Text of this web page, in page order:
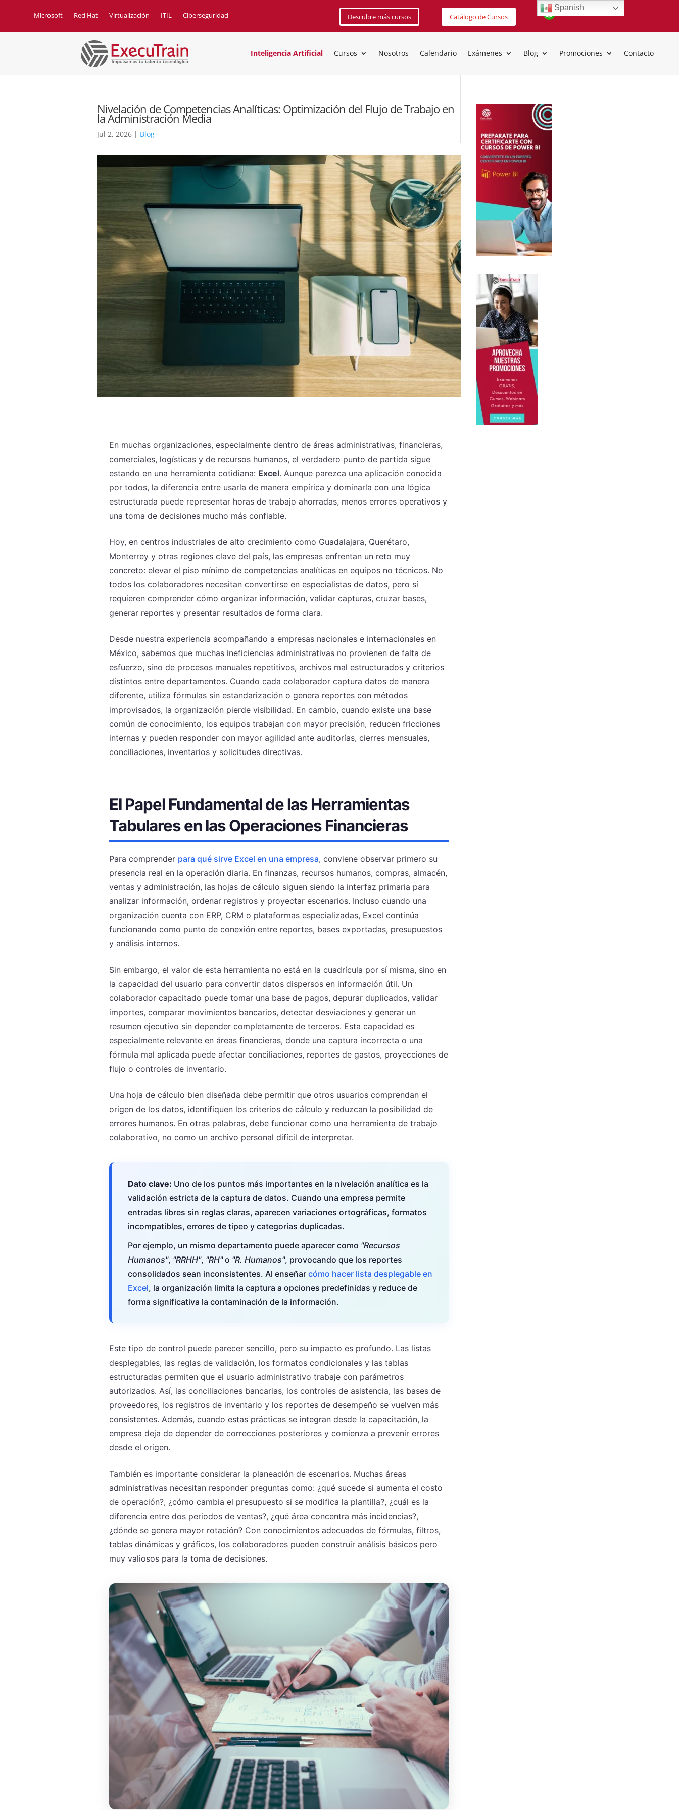
Microsoft Red Hat Virtualización ITIL Ciberseguridad Descubre más cursos Catálogo de Cursos
Inteligencia Artificial Cursos Nosotros Calendario Exámenes Blog Promociones Contacto
Nivelación de Competencias Analíticas: Optimización del Flujo de Trabajo en
la Administración Media
Jul 2, 2026 | Blog
En muchas organizaciones, especialmente dentro de áreas administrativas, financieras,
comerciales, logísticas y de recursos humanos, el verdadero punto de partida sigue
estando en una herramienta cotidiana: Excel. Aunque parezca una aplicación conocida
por todos, la diferencia entre usarla de manera empírica y dominarla con una lógica
estructurada puede representar horas de trabajo ahorradas, menos errores operativos y
una toma de decisiones mucho más confiable.
Hoy, en centros industriales de alto crecimiento como Guadalajara, Querétaro,
Monterrey y otras regiones clave del país, las empresas enfrentan un reto muy
concreto: elevar el piso mínimo de competencias analíticas en equipos no técnicos. No
todos los colaboradores necesitan convertirse en especialistas de datos, pero sí
requieren comprender cómo organizar información, validar capturas, cruzar bases,
generar reportes y presentar resultados de forma clara.
Desde nuestra experiencia acompañando a empresas nacionales e internacionales en
México, sabemos que muchas ineficiencias administrativas no provienen de falta de
esfuerzo, sino de procesos manuales repetitivos, archivos mal estructurados y criterios
distintos entre departamentos. Cuando cada colaborador captura datos de manera
diferente, utiliza fórmulas sin estandarización o genera reportes con métodos
improvisados, la organización pierde visibilidad. En cambio, cuando existe una base
común de conocimiento, los equipos trabajan con mayor precisión, reducen fricciones
internas y pueden responder con mayor agilidad ante auditorías, cierres mensuales,
conciliaciones, inventarios y solicitudes directivas.
El Papel Fundamental de las Herramientas
Tabulares en las Operaciones Financieras
Para comprender para qué sirve Excel en una empresa, conviene observar primero su
presencia real en la operación diaria. En finanzas, recursos humanos, compras, almacén,
ventas y administración, las hojas de cálculo siguen siendo la interfaz primaria para
analizar información, ordenar registros y proyectar escenarios. Incluso cuando una
organización cuenta con ERP, CRM o plataformas especializadas, Excel continúa
funcionando como punto de conexión entre reportes, bases exportadas, presupuestos
y análisis internos.
Sin embargo, el valor de esta herramienta no está en la cuadrícula por sí misma, sino en
la capacidad del usuario para convertir datos dispersos en información útil. Un
colaborador capacitado puede tomar una base de pagos, depurar duplicados, validar
importes, comparar movimientos bancarios, detectar desviaciones y generar un
resumen ejecutivo sin depender completamente de terceros. Esta capacidad es
especialmente relevante en áreas financieras, donde una captura incorrecta o una
fórmula mal aplicada puede afectar conciliaciones, reportes de gastos, proyecciones de
flujo o controles de inventario.
Una hoja de cálculo bien diseñada debe permitir que otros usuarios comprendan el
origen de los datos, identifiquen los criterios de cálculo y reduzcan la posibilidad de
errores humanos. En otras palabras, debe funcionar como una herramienta de trabajo
colaborativo, no como un archivo personal difícil de interpretar.
Dato clave: Uno de los puntos más importantes en la nivelación analítica es la
validación estricta de la captura de datos. Cuando una empresa permite
entradas libres sin reglas claras, aparecen variaciones ortográficas, formatos
incompatibles, errores de tipeo y categorías duplicadas.
Por ejemplo, un mismo departamento puede aparecer como "Recursos
Humanos", "RRHH", "RH"o "R. Humanos", provocando que los reportes
consolidados sean inconsistentes. Al enseñar cómo hacer lista desplegable en
Excel, la organización limita la captura a opciones predefinidas y reduce de
forma significativa la contaminación de la información.
Este tipo de control puede parecer sencillo, pero su impacto es profundo. Las listas
desplegables, las reglas de validación, los formatos condicionales y las tablas
estructuradas permiten que el usuario administrativo trabaje con parámetros
autorizados. Así, las conciliaciones bancarias, los controles de asistencia, las bases de
proveedores, los registros de inventario y los reportes de desempeño se vuelven más
consistentes. Además, cuando estas prácticas se integran desde la capacitación, la
empresa deja de depender de correcciones posteriores y comienza a prevenir errores
desde el origen.
También es importante considerar la planeación de escenarios. Muchas áreas
administrativas necesitan responder preguntas como: ¿qué sucede si aumenta el costo
de operación?, ¿cómo cambia el presupuesto si se modifica la plantilla?, ¿cuál es la
diferencia entre dos periodos de ventas?, ¿qué área concentra más incidencias?,
¿dónde se genera mayor rotación? Con conocimientos adecuados de fórmulas, filtros,
tablas dinámicas y gráficos, los colaboradores pueden construir análisis básicos pero
muy valiosos para la toma de decisiones.
Spanish